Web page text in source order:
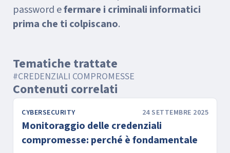
password efermare i criminali informatici
prima che ti colpiscano.
Tematiche trattate
#CREDENZIALI COMPROMESSE
Contenuti correlati
CYBERSECURITY 24 SETTEMBRE 2025
Monitoraggio delle credenziali
compromesse: perché è fondamentale